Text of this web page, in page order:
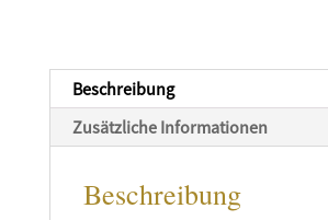
Beschreibung
Zusätzliche Informationen
Beschreibung